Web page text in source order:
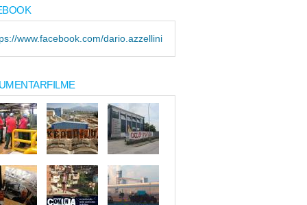
www.facebook.com/dario.azzellini